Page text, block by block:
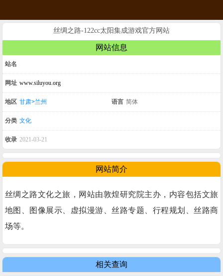
丝绸之路-122cc太阳集成游戏官方网站
网站信息
站名
网址 www.siluyou.org
地区 甘肃>兰州 语言 简体
分类 文化
收录 2021-03-21
网站简介
丝绸之路文化之旅，网站由敦煌研究院主办，内容包括文旅
地图、图像展示、虚拟漫游、丝路专题、行程规划、丝路商
场等。
相关查询